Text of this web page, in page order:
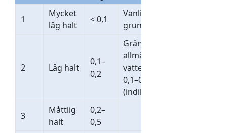
1
Mycket
låg halt
< 0,1
Vanlig halt i
grundvatten.
2 Låg halt
0,1–
0,2
Gränsvärde vid
allmän
vattenförsörjning
0,1–0,2 mg/l
(indikatorparameter).
3
Måttlig
halt
0,2–
0,5